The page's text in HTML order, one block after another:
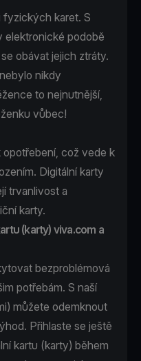
fyzických karet. S
elektronické podobě
obávat jejich ztráty.
nikdy
to nejnutnější,
vůbec!
což vede k
Digitální karty
trvanlivost a
karty.
(karty) viva.com a
bezproblémová
potřebám. S naší
můžete odemknout
Přihlaste se ještě
kartu (karty) během